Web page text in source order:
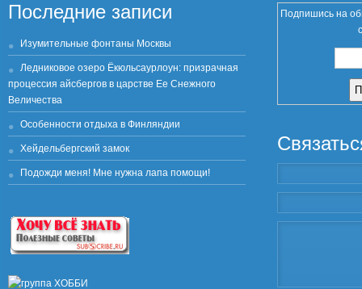
Последние записи
Изумительные фонтаны Москвы
Ледниковое озеро Ёкюльсаурлоун: призрачная
процессия айсбергов в царстве Ее Снежного
Величества
Особенности отдыха в Финляндии
Хейдельбергский замок
Подожди меня! Мне нужна лапа помощи!
Подпишись на